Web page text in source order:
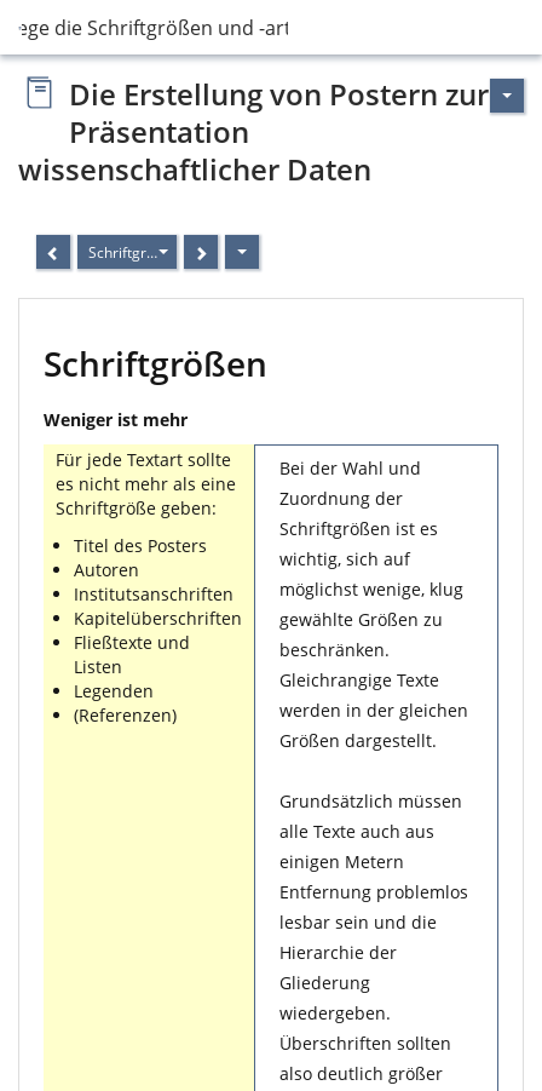
Lege die Schriftgrößen und -arten fest
Die Erstellung von Postern zur
Präsentation
wissenschaftlicher Daten
Schriftgrößen
Schriftgrößen
Weniger ist mehr
Für jede Textart sollte
es nicht mehr als eine
Schriftgröße geben:
Titel des Posters
Autoren
Institutsanschriften
Kapitelüberschriften
Fließtexte und
Listen
Legenden
(Referenzen)
Bei der Wahl und
Zuordnung der
Schriftgrößen ist es
wichtig, sich auf
möglichst wenige, klug
gewählte Größen zu
beschränken.
Gleichrangige Texte
werden in der gleichen
Größen dargestellt.
Grundsätzlich müssen
alle Texte auch aus
einigen Metern
Entfernung problemlos
lesbar sein und die
Hierarchie der
Gliederung
wiedergeben.
Überschriften sollten
also deutlich größer